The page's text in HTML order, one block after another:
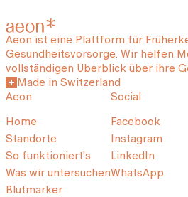
Aeon ist eine Plattform für
Gesundheitsvorsorge. Wir helfen
vollständigen Überblick über ihre
Made in Switzerland
Aeon
Home
Standorte
So funktioniert's
Was wir untersuchen
Blutmarker
Social
Facebook
Instagram
LinkedIn
WhatsApp